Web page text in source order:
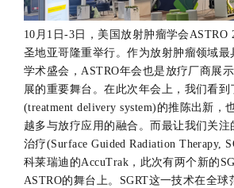
10月1日-3日，美国放射肿瘤学会ASTRO
圣地亚哥隆重举行。作为放射肿瘤领域最
学术盛会，ASTRO年会也是放疗厂商展
展的重要舞台。在此次年会上，我们看到
(treatment delivery system)的推陈出新，
越多与放疗应用的融合。而最让我们关
治疗(Surface Guided Radiation Therapy,
科莱瑞迪的AccuTrak，此次有两个新的
ASTRO的舞台上。SGRT这一技术在全球